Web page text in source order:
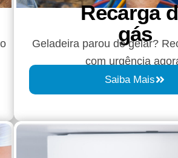
Recarga
gás
Geladeira parou de gelar?
com urgência
Saiba Mais